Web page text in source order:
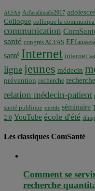
ACFAS Acfasalimado2017
Colloque colloque la
communication
santé congrès ACFAS
santé Internet internet
ligne jeunes médecin
prévention recherche
relation médecin-patient
santé publique suicide séminaire
2.0 YouTube école d'été
Les classiques ComSanté
Comment se
recherche